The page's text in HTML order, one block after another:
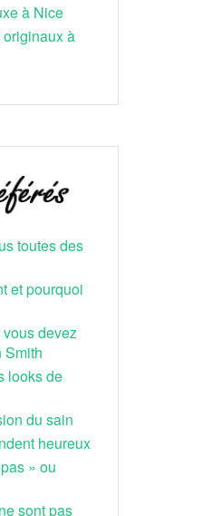
à Nice
à
toutes des
et pourquoi
devez
Smith
looks de
du sain
heureux
» ou
sont pas